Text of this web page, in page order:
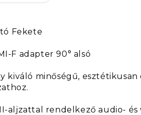
Fekete
F adapter 90° alsó
kiváló minőségű,
aljzattal rendelkező audio-